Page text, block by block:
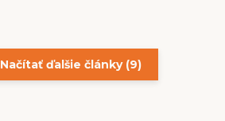
Načítať ďalšie články (9)